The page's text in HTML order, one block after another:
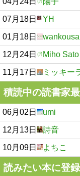
07月18日 YH
01月18日
12月24日 Miho Sato
11月17日 ミッキー
積読中の読書家
06月02日 umi
12月13日 詩音
10月09日 よちこ
読みたい本に登